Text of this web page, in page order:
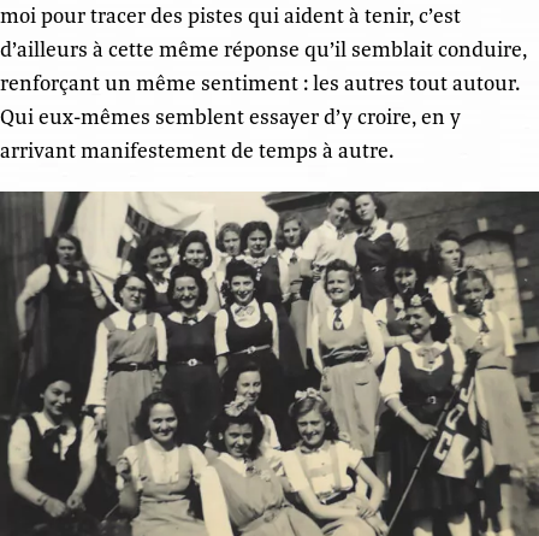
moi pour tracer des pistes qui aident à tenir, c’est
d’ailleurs à cette même réponse qu’il semblait conduire,
renforçant un même sentiment : les autres tout autour.
Qui eux-mêmes semblent essayer d’y croire, en y
arrivant manifestement de temps à autre.